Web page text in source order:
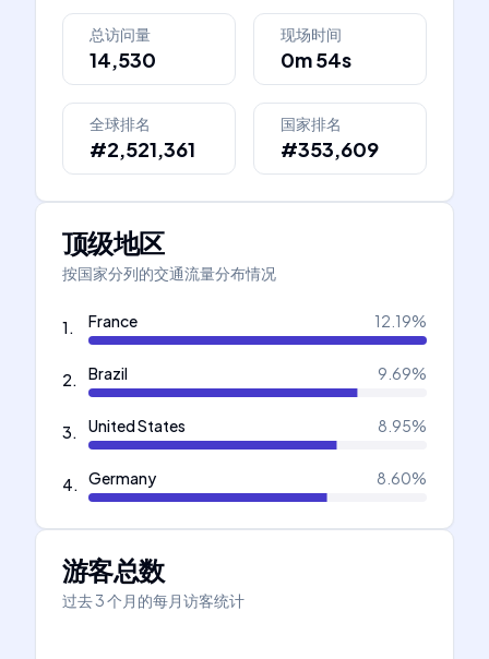
总访问量
14,530
现场时间
0m 54s
全球排名
#2,521,361
国家排名
#353,609
顶级地区
按国家分列的交通流量分布情况
1. France 12.19%
2. Brazil 9.69%
3. United States 8.95%
4. Germany 8.60%
游客总数
过去 3 个月的每月访客统计